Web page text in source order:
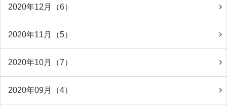
2020年12月（6）
2020年11月（5）
2020年10月（7）
2020年09月（4）